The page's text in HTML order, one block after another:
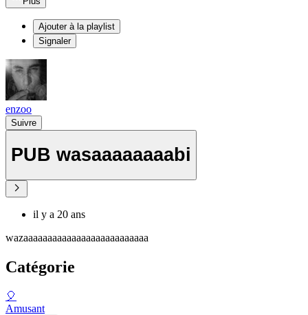
Ajouter à la playlist
Signaler
enzoo
Suivre
PUB wasaaaaaaaabi
il y a 20 ans
wazaaaaaaaaaaaaaaaaaaaaaaaaaa
Catégorie
🎈
Amusant